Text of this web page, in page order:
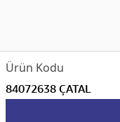
84072638 ÇATAL